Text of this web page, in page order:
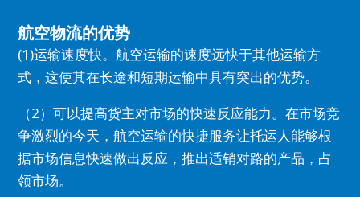
航空物流的优势
(1)运输速度快。航空运输的速度远快于其他运输方
式，这使其在长途和短期运输中具有突出的优势。
（2）可以提高货主对市场的快速反应能力。在市场竞
争激烈的今天，航空运输的快捷服务让托运人能够根
据市场信息快速做出反应，推出适销对路的产品，占
领市场。